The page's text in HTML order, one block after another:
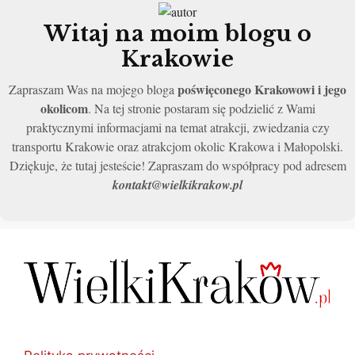
Witaj na moim blogu o
Krakowie
Zapraszam Was na mojego blogapoświęconego Krakowowi i jego
okolicom. Na tej stronie postaram się podzielić z Wami
praktycznymi informacjami na temat atrakcji, zwiedzania czy
transportu Krakowie oraz atrakcjom okolic Krakowa i Małopolski.
Dziękuje, że tutaj jesteście! Zapraszam do współpracy pod adresem
kontakt@wielkikrakow.pl